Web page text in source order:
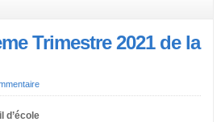
Trimestre 2021 de la
d’école